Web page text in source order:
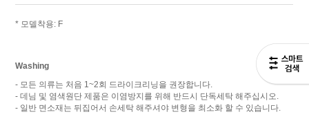
* 모델착용: F
Washing
- 모든 의류는 처음 1~2회 드라이크리닝을 권장합니다.
- 데님 및 염색원단 제품은 이염방지를 위해 반드시 단독세탁 해주십시오.
- 일반 면소재는 뒤집어서 손세탁 해주셔야 변형을 최소화 할 수 있습니다.